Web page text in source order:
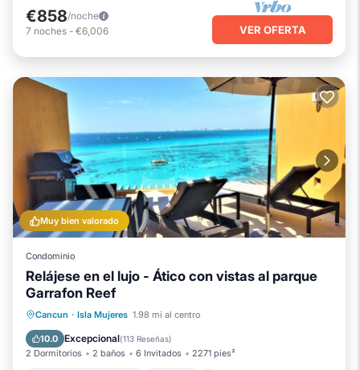
€858/noche
7 noches - €6,006 VER OFERTA
Muy bien valorado
Condominio
Relájese en el lujo - Ático con vistas al parque
Garrafon Reef
Cancun · Isla Mujeres 1.98 mi al centro
10.0 Excepcional(113 Reseñas)
2 Dormitorios 2 baños 6 Invitados 2271 pies²
Bañera de hidromasaje
Vista al mar
Balcón/Terraza